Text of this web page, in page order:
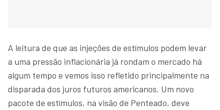
A leitura de que as injeções de estímulos podem levar
a uma pressão inflacionária já rondam o mercado há
algum tempo e vemos isso refletido principalmente na
disparada dos juros futuros americanos. Um novo
pacote de estímulos, na visão de Penteado, deve